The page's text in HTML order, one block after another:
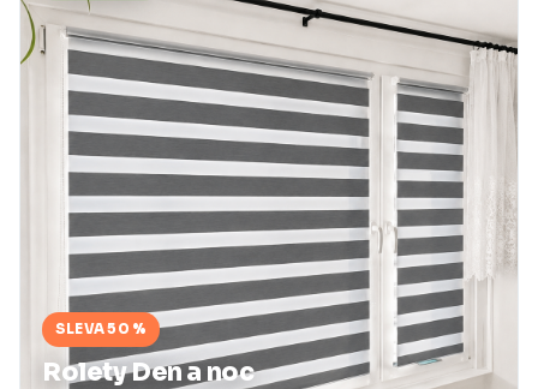
SLEVA 50 %
Rolety Den a noc